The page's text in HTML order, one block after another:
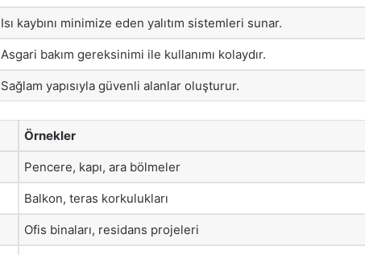
Isı kaybını minimize eden yalıtım sistemleri sunar.
Asgari bakım gereksinimi ile kullanımı kolaydır.
Sağlam yapısıyla güvenli alanlar oluşturur.
Örnekler
Pencere, kapı, ara bölmeler
Balkon, teras korkulukları
Ofis binaları, residans projeleri